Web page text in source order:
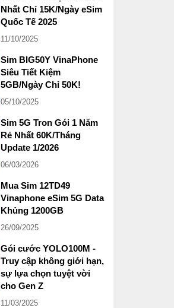
Nhất Chỉ 15K/Ngày eSim
Quốc Tế 2025
11/10/2025
Sim BIG50Y VinaPhone
Siêu Tiết Kiệm
5GB/Ngày Chỉ 50K!
05/10/2025
Sim 5G Tron Gói 1 Năm
Rẻ Nhất 60K/Tháng
Update 1/2026
06/03/2026
Mua Sim 12TD49
Vinaphone eSim 5G Data
Khủng 1200GB
26/09/2025
Gói cước YOLO100M -
Truy cập không giới hạn,
sự lựa chọn tuyệt vời
cho Gen Z
11/03/2025